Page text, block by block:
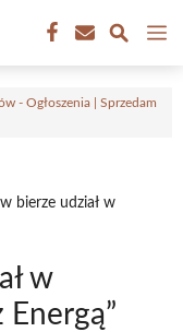
- Ogłoszenia | Sprzedam
bierze udział w
w
Energą”